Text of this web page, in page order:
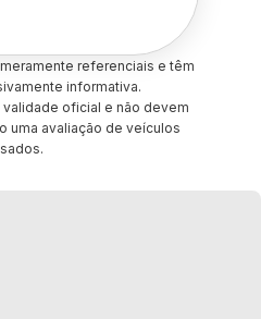
referenciais e têm
informativa.
oficial e não devem
uma avaliação de veículos